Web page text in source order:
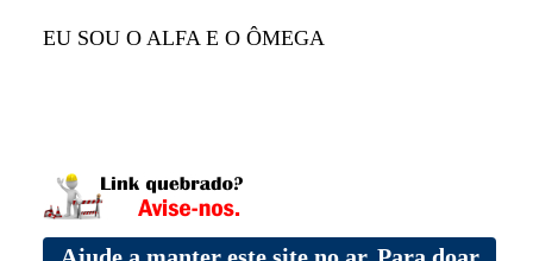
EU SOU O ALFA E O ÔMEGA